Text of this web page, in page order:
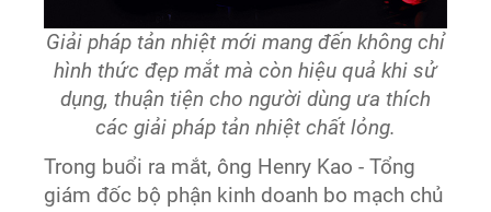
Giải pháp tản nhiệt mới mang đến không chỉ
hình thức đẹp mắt mà còn hiệu quả khi sử
dụng, thuận tiện cho người dùng ưa thích
các giải pháp tản nhiệt chất lỏng.
Trong buổi ra mắt, ông Henry Kao - Tổng
giám đốc bộ phận kinh doanh bo mạch chủ